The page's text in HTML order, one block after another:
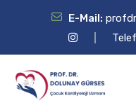
E-Mail: